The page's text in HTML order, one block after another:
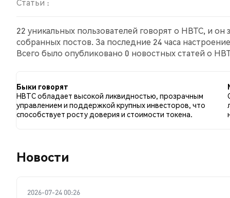
Статьи :
22 уникальных пользователей говорят о HBTC, и
собранных постов. За последние 24 часа
Всего было опубликовано 0 новостных статей о
Быки говорят
HBTC обладает высокой ликвидностью, прозрачным
управлением и поддержкой крупных инвесторов, что
способствует росту доверия и стоимости токена.
Новости
2026-07-24 00:26